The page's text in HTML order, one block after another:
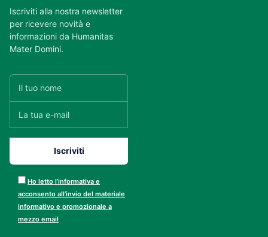
Iscriviti alla nostra newsletter
per ricevere novità e
informazioni da Humanitas
Mater Domini.
Ho letto l’informativa e
acconsento all’invio del materiale
informativo e promozionale a
mezzo email